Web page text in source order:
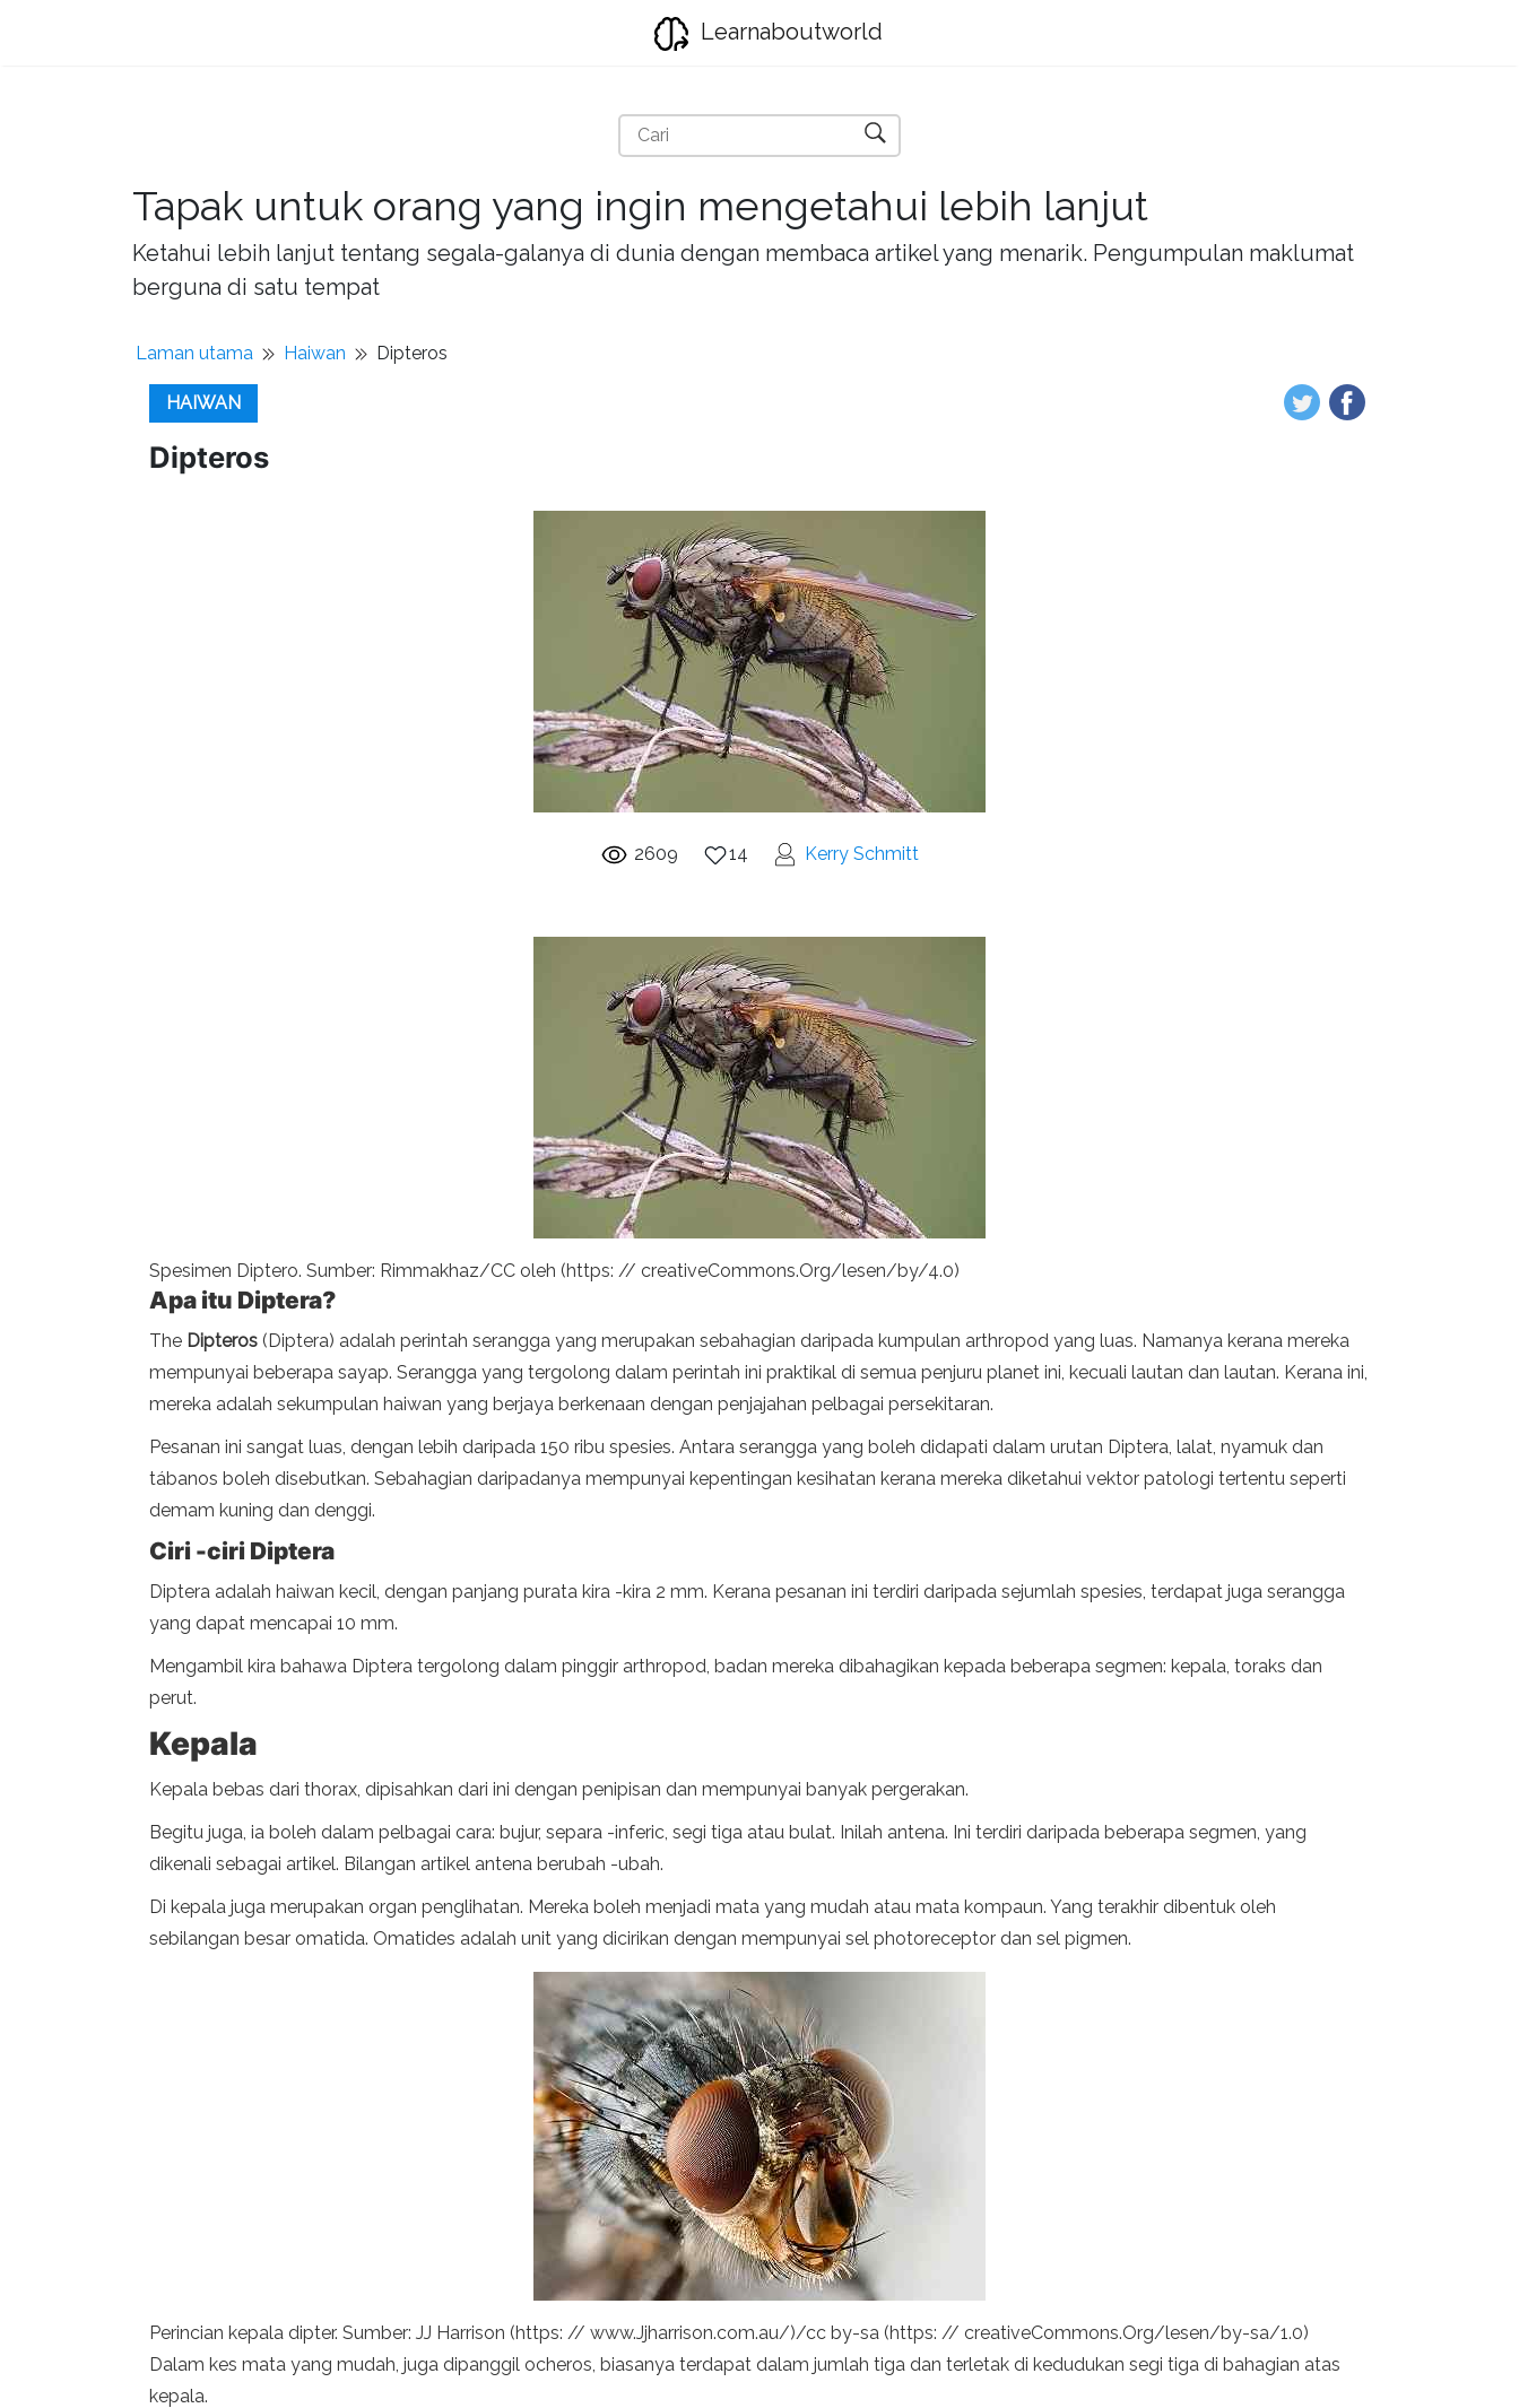
Learnaboutworld
Tapak untuk orang yang ingin mengetahui lebih lanjut
Ketahui lebih lanjut tentang segala-galanya di dunia dengan membaca artikel yang menarik. Pengumpulan maklumat
berguna di satu tempat
Laman utama Haiwan Dipteros
HAIWAN
Dipteros
2609 14 Kerry Schmitt
Spesimen Diptero. Sumber: Rimmakhaz/CC oleh (https: // creativeCommons.Org/lesen/by/4.0)
Apa itu Diptera?
The Dipteros (Diptera) adalah perintah serangga yang merupakan sebahagian daripada kumpulan arthropod yang luas. Namanya kerana mereka
mempunyai beberapa sayap. Serangga yang tergolong dalam perintah ini praktikal di semua penjuru planet ini, kecuali lautan dan lautan. Kerana ini,
mereka adalah sekumpulan haiwan yang berjaya berkenaan dengan penjajahan pelbagai persekitaran.
Pesanan ini sangat luas, dengan lebih daripada 150 ribu spesies. Antara serangga yang boleh didapati dalam urutan Diptera, lalat, nyamuk dan
tábanos boleh disebutkan. Sebahagian daripadanya mempunyai kepentingan kesihatan kerana mereka diketahui vektor patologi tertentu seperti
demam kuning dan denggi.
Ciri -ciri Diptera
Diptera adalah haiwan kecil, dengan panjang purata kira -kira 2 mm. Kerana pesanan ini terdiri daripada sejumlah spesies, terdapat juga serangga
yang dapat mencapai 10 mm.
Mengambil kira bahawa Diptera tergolong dalam pinggir arthropod, badan mereka dibahagikan kepada beberapa segmen: kepala, toraks dan
perut.
Kepala
Kepala bebas dari thorax, dipisahkan dari ini dengan penipisan dan mempunyai banyak pergerakan.
Begitu juga, ia boleh dalam pelbagai cara: bujur, separa -inferic, segi tiga atau bulat. Inilah antena. Ini terdiri daripada beberapa segmen, yang
dikenali sebagai artikel. Bilangan artikel antena berubah -ubah.
Di kepala juga merupakan organ penglihatan. Mereka boleh menjadi mata yang mudah atau mata kompaun. Yang terakhir dibentuk oleh
sebilangan besar omatida. Omatides adalah unit yang dicirikan dengan mempunyai sel photoreceptor dan sel pigmen.
Perincian kepala dipter. Sumber: JJ Harrison (https: // www.Jjharrison.com.au/)/cc by-sa (https: // creativeCommons.Org/lesen/by-sa/1.0)
Dalam kes mata yang mudah, juga dipanggil ocheros, biasanya terdapat dalam jumlah tiga dan terletak di kedudukan segi tiga di bahagian atas
kepala.